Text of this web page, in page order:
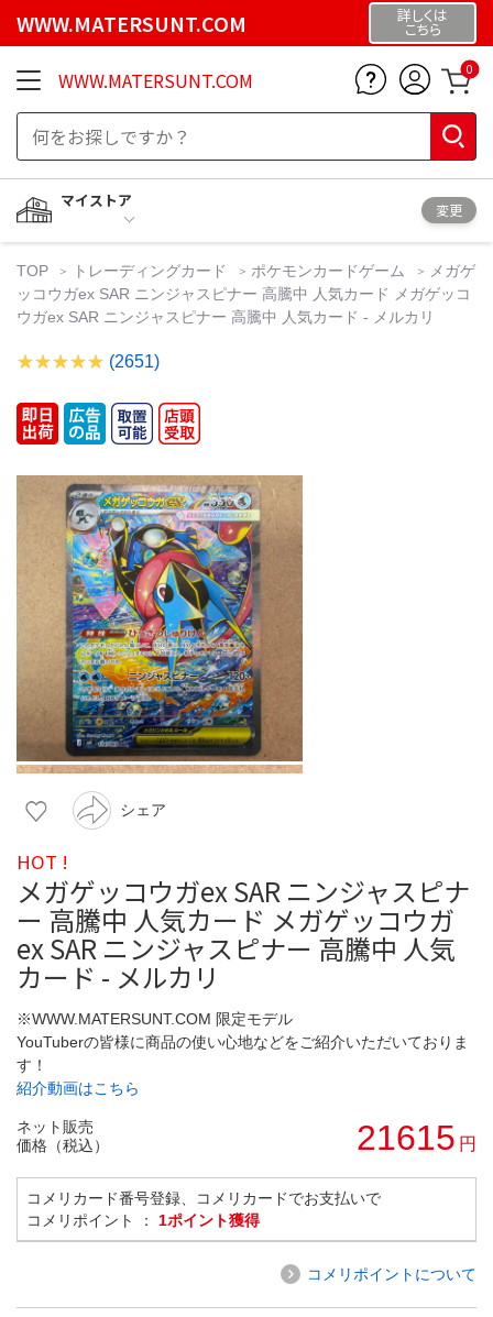
WWW.MATERSUNT.COM 詳しくは
こちら
WWW.MATERSUNT.COM 0
マイストア
変更
TOP トレーディングカード ポケモンカードゲーム
メガゲ
ッコウガex SAR ニンジャスピナー 高騰中 人気カード メガゲッコ
ウガex SAR ニンジャスピナー 高騰中 人気カード - メルカリ
(2651)
シェア
HOT !
メガゲッコウガex SAR ニンジャスピナ
ー 高騰中 人気カード メガゲッコウガ
ex SAR ニンジャスピナー 高騰中 人気
カード - メルカリ
※WWW.MATERSUNT.COM 限定モデル
YouTuberの皆様に商品の使い心地などをご紹介いただいておりま
す！
紹介動画はこちら
ネット販売
価格（税込）
21615 円
コメリカード番号登録、コメリカードでお支払いで
コメリポイント ： 1ポイント獲得
コメリポイントについて